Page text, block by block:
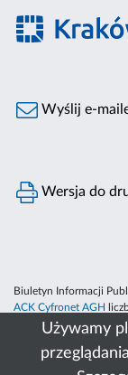
Używamy
Wyślij e-
Wersja do
Biuletyn Informacji
ACK Cyfronet AGH